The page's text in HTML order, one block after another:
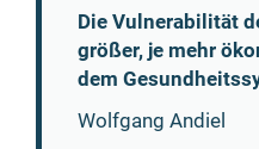
Die Vulnerabilität
größer, je mehr
dem
Wolfgang Andiel